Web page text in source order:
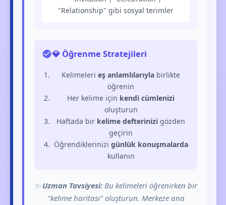
"Relationship" gibi sosyal terimler
💎 Öğrenme Stratejileri
Kelimelerieş anlamlılarıyla birlikte
öğrenin
Her kelime için kendi cümlenizi
oluşturun
Haftada bir kelime defterinizi gözden
geçirin
Öğrendiklerinizi günlük konuşmalarda
kullanın
✨ Uzman Tavsiyesi: Bu kelimeleri öğrenirken bir
"kelime haritası" oluşturun. Merkeze ana